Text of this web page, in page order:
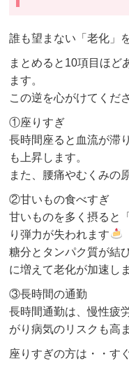
誰も望まない「老化」
まとめると10項目ほど
ます。
この逆を心がけてくだ
①座りすぎ
長時間座ると血流が滞
も上昇します。
また、腰痛やむくみの
②甘いもの食べすぎ
甘いものを多く摂ると
り弾力が失われます
糖分とタンパク質が結
に増えて老化が加速し
③長時間の通勤
長時間通勤は、慢性疲
がり病気のリスクも高
座りすぎの方は・・す